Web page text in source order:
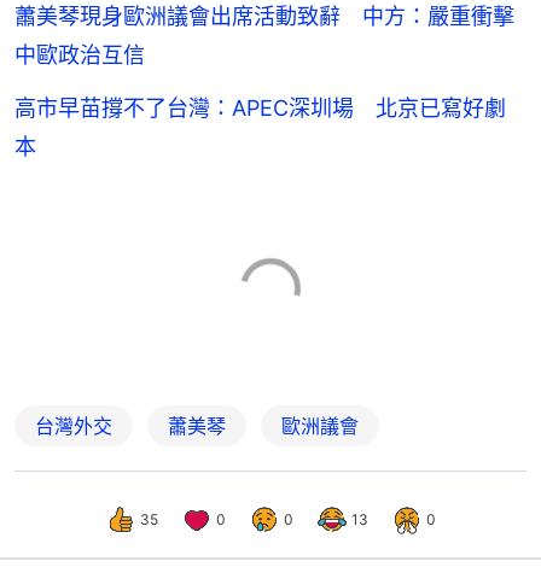
蕭美琴現身歐洲議會出席活動致辭 中方：嚴重衝擊
中歐政治互信
高市早苗撐不了台灣：APEC深圳場 北京已寫好劇
本
台灣外交 蕭美琴 歐洲議會
35 0 0 13 0